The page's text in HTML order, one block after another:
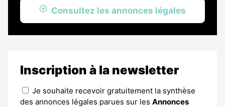
Consultez les annonces légales
Inscription à la newsletter
Je souhaite recevoir gratuitement la synthèse
des annonces légales parues sur les Annonces